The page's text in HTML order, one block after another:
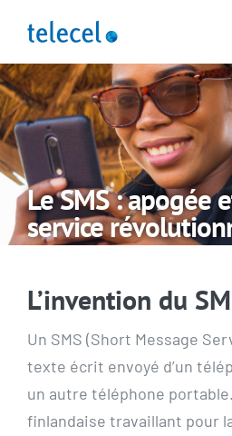
contenu
Le SMS : apogée
service
L’invention du
Un SMS (Short Message
texte écrit envoyé d’un
un autre téléphone
finlandaise travaillant pour